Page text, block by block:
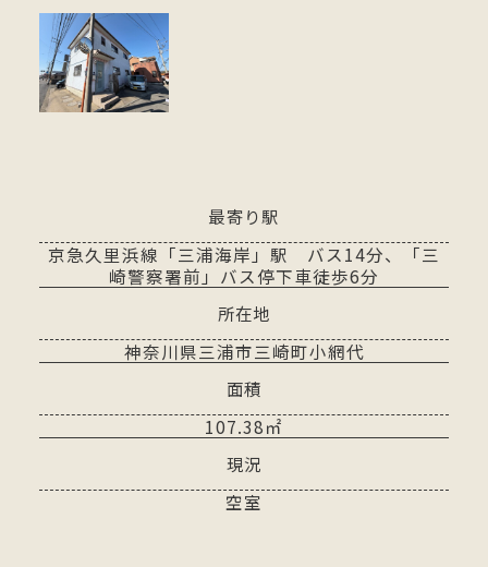
最寄り駅
京急久里浜線「三浦海岸」駅 バス14分、「三
崎警察署前」バス停下車徒歩6分
所在地
神奈川県三浦市三崎町小網代
面積
107.38㎡
現況
空室